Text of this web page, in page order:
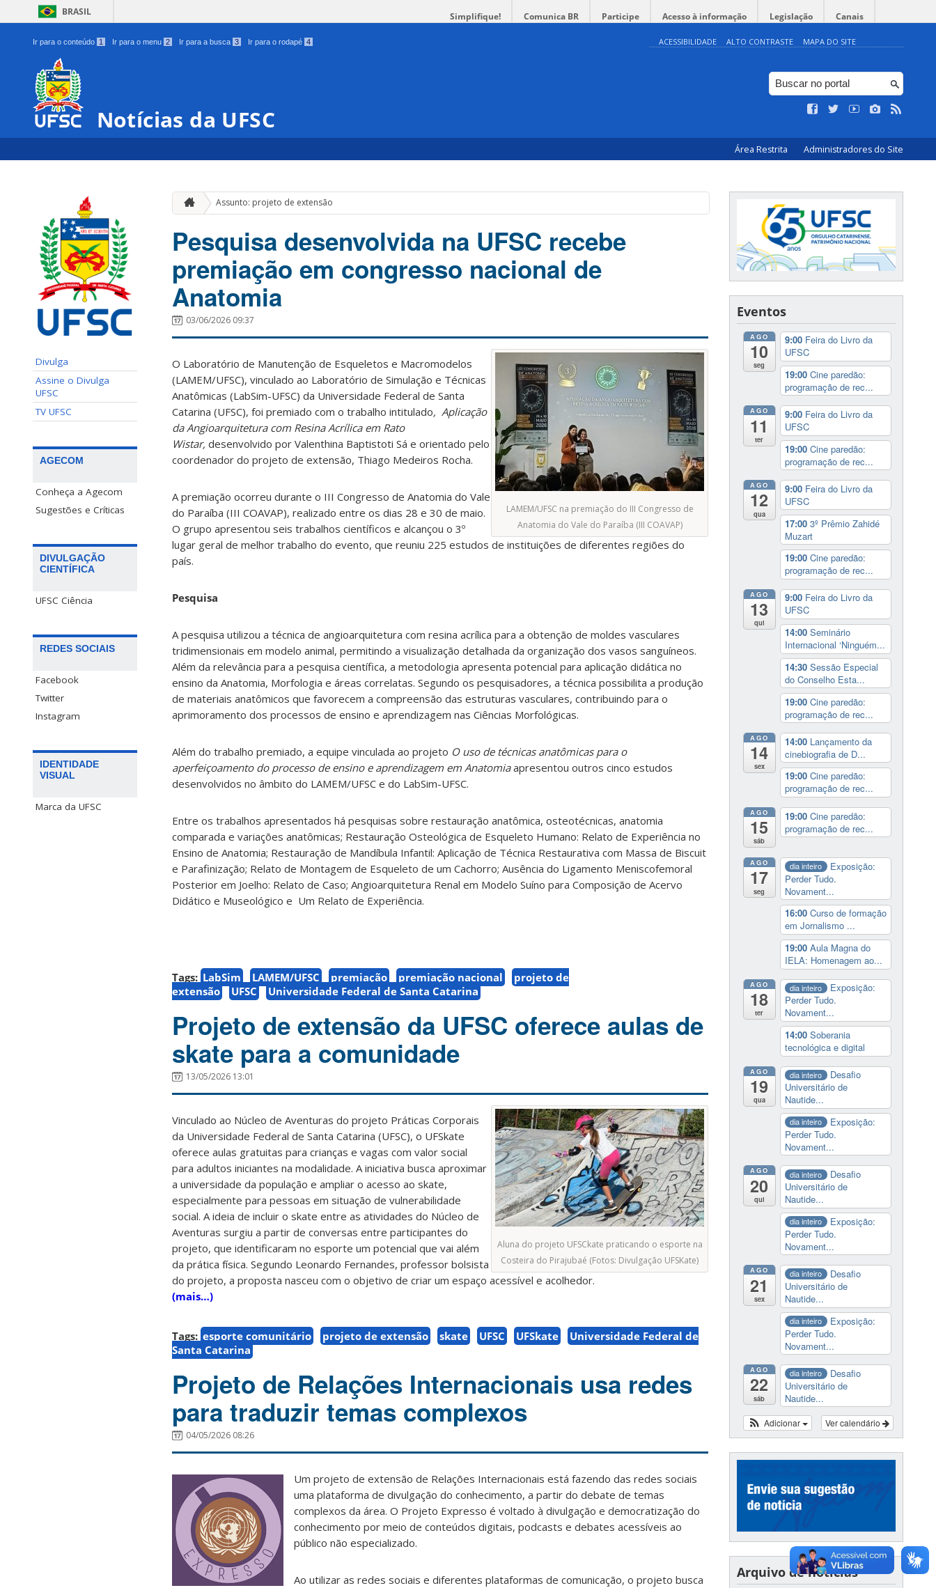
BRASIL Simplifique! Comunica BR Participe Acesso à informação Legislação Canais
Ir para o conteúdo 1 Ir para o menu 2 Ir para a busca 3 Ir para o rodapé 4 ACESSIBILIDADE ALTO CONTRASTE MAPA DO SITE
Notícias da UFSC
Área Restrita Administradores do Site
Divulga
Assine o Divulga
UFSC
TV UFSC
AGECOM
Conheça a Agecom
Sugestões e Críticas
DIVULGAÇÃO
CIENTÍFICA
UFSC Ciência
REDES SOCIAIS
Facebook
Twitter
Instagram
IDENTIDADE
VISUAL
Marca da UFSC
Assunto: projeto de extensão
Pesquisa desenvolvida na UFSC recebe
premiação em congresso nacional de
Anatomia
03/06/2026 09:37
LAMEM/UFSC na premiação do III Congresso de
Anatomia do Vale do Paraíba (III COAVAP)
O Laboratório de Manutenção de Esqueletos e Macromodelos
(LAMEM/UFSC), vinculado ao Laboratório de Simulação e Técnicas
Anatômicas (LabSim-UFSC) da Universidade Federal de Santa
Catarina (UFSC), foi premiado com o trabalho intitulado, Aplicação
da Angioarquitetura com Resina Acrílica em Rato
Wistar, desenvolvido por Valenthina Baptistoti Sá e orientado pelo
coordenador do projeto de extensão, Thiago Medeiros Rocha.
A premiação ocorreu durante o III Congresso de Anatomia do Vale
do Paraíba (III COAVAP), realizado entre os dias 28 e 30 de maio.
O grupo apresentou seis trabalhos científicos e alcançou o 3º
lugar geral de melhor trabalho do evento, que reuniu 225 estudos de instituições de diferentes regiões do
país.
Pesquisa
A pesquisa utilizou a técnica de angioarquitetura com resina acrílica para a obtenção de moldes vasculares
tridimensionais em modelo animal, permitindo a visualização detalhada da organização dos vasos sanguíneos.
Além da relevância para a pesquisa científica, a metodologia apresenta potencial para aplicação didática no
ensino da Anatomia, Morfologia e áreas correlatas. Segundo os pesquisadores, a técnica possibilita a produção
de materiais anatômicos que favorecem a compreensão das estruturas vasculares, contribuindo para o
aprimoramento dos processos de ensino e aprendizagem nas Ciências Morfológicas.
Além do trabalho premiado, a equipe vinculada ao projeto O uso de técnicas anatômicas para o
aperfeiçoamento do processo de ensino e aprendizagem em Anatomiaapresentou outros cinco estudos
desenvolvidos no âmbito do LAMEM/UFSC e do LabSim-UFSC.
Entre os trabalhos apresentados há pesquisas sobre restauração anatômica, osteotécnicas, anatomia
comparada e variações anatômicas; Restauração Osteológica de Esqueleto Humano: Relato de Experiência no
Ensino de Anatomia; Restauração de Mandíbula Infantil: Aplicação de Técnica Restaurativa com Massa de Biscuit
e Parafinização; Relato de Montagem de Esqueleto de um Cachorro; Ausência do Ligamento Meniscofemoral
Posterior em Joelho: Relato de Caso; Angioarquitetura Renal em Modelo Suíno para Composição de Acervo
Didático e Museológico e Um Relato de Experiência.
Tags: LabSim LAMEM/UFSC premiação premiação nacional
projeto de
extensão
UFSC Universidade Federal de Santa Catarina
Projeto de extensão da UFSC oferece aulas de
skate para a comunidade
13/05/2026 13:01
Aluna do projeto UFSCkate praticando o esporte na
Costeira do Pirajubaé (Fotos: Divulgação UFSKate)
Vinculado ao Núcleo de Aventuras do projeto Práticas Corporais
da Universidade Federal de Santa Catarina (UFSC), o UFSkate
oferece aulas gratuitas para crianças e vagas com valor social
para adultos iniciantes na modalidade. A iniciativa busca aproximar
a universidade da população e ampliar o acesso ao skate,
especialmente para pessoas em situação de vulnerabilidade
social. A ideia de incluir o skate entre as atividades do Núcleo de
Aventuras surgiu a partir de conversas entre participantes do
projeto, que identificaram no esporte um potencial que vai além
da prática física. Segundo Leonardo Fernandes, professor bolsista
do projeto, a proposta nasceu com o objetivo de criar um espaço acessível e acolhedor.
(mais…)
Tags: esporte comunitário projeto de extensão skate UFSC UFSkate
Universidade Federal de
Santa Catarina
Projeto de Relações Internacionais usa redes
para traduzir temas complexos
04/05/2026 08:26
Um projeto de extensão de Relações Internacionais está fazendo das redes sociais
uma plataforma de divulgação do conhecimento, a partir do debate de temas
complexos da área. O Projeto Expresso é voltado à divulgação e democratização do
conhecimento por meio de conteúdos digitais, podcasts e debates acessíveis ao
público não especializado.
Ao utilizar as redes sociais e diferentes plataformas de comunicação, o projeto busca
Eventos
AGO
10
seg
9:00 Feira do Livro da
UFSC
19:00 Cine paredão:
programação de rec...
AGO
11
ter
9:00 Feira do Livro da
UFSC
19:00 Cine paredão:
programação de rec...
AGO
12
qua
9:00 Feira do Livro da
UFSC
17:00 3º Prêmio Zahidé
Muzart
19:00 Cine paredão:
programação de rec...
AGO
13
qui
9:00 Feira do Livro da
UFSC
14:00 Seminário
Internacional ‘Ninguém...
14:30 Sessão Especial
do Conselho Esta...
19:00 Cine paredão:
programação de rec...
AGO
14
sex
14:00 Lançamento da
cinebiografia de D...
19:00 Cine paredão:
programação de rec...
AGO
15
sáb
19:00 Cine paredão:
programação de rec...
AGO
17
seg
dia inteiro
Exposição:
Perder Tudo.
Novament...
16:00 Curso de formação
em Jornalismo ...
19:00 Aula Magna do
IELA: Homenagem ao...
AGO
18
ter
dia inteiro
Exposição:
Perder Tudo.
Novament...
14:00 Soberania
tecnológica e digital
AGO
19
qua
dia inteiro
Desafio
Universitário de
Nautide...
dia inteiro
Exposição:
Perder Tudo.
Novament...
AGO
20
qui
dia inteiro
Desafio
Universitário de
Nautide...
dia inteiro
Exposição:
Perder Tudo.
Novament...
AGO
21
sex
dia inteiro
Desafio
Universitário de
Nautide...
dia inteiro
Exposição:
Perder Tudo.
Novament...
AGO
22
sáb
dia inteiro
Desafio
Universitário de
Nautide...
Ver calendário
Adicionar
Arquivo de notícias